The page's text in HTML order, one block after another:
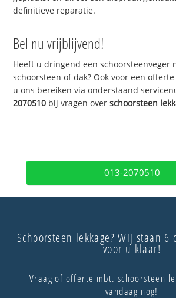
definitieve reparatie.
Bel nu vrijblijvend!
Heeft u dringend een schoorsteenveger
schoorsteen of dak? Ook voor een
u ons bereiken via onderstaand
2070510 bij vragen overschoorsteen
013-2070510
Schoorsteen lekkage? Wij staan 6
voor u klaar!
Vraag of offerte mbt. schoorsteen
vandaag nog!